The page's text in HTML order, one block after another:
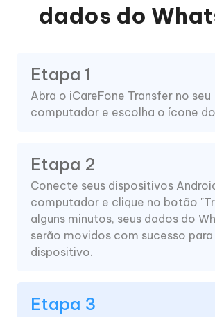
dados do
Etapa 1
Abra o iCareFone Transfer no seu
computador e escolha o ícone
Etapa 2
Conecte seus dispositivos
computador e clique no botão
alguns minutos, seus dados do
serão movidos com sucesso
dispositivo.
Etapa 3